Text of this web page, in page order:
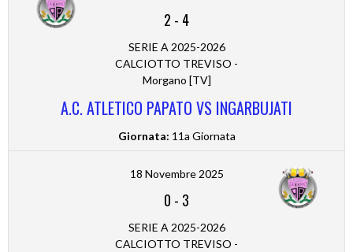
2 - 4
SERIE A 2025-2026
CALCIOTTO TREVISO -
Morgano [TV]
A.C. ATLETICO PAPATO VS INGARBUJATI
Giornata: 11a Giornata
18 Novembre 2025
0 - 3
SERIE A 2025-2026
CALCIOTTO TREVISO -